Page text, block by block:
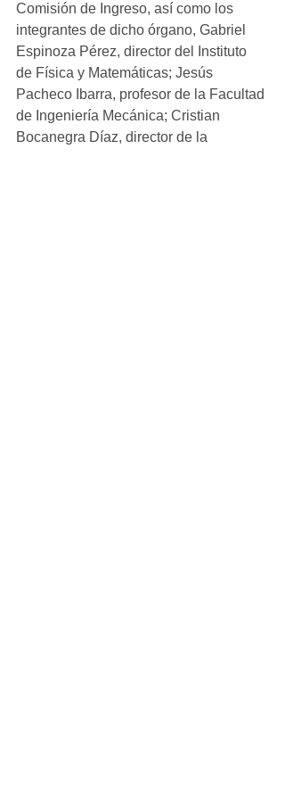
Comisión de Ingreso, así como los
integrantes de dicho órgano, Gabriel
Espinoza Pérez, director del Instituto
de Física y Matemáticas; Jesús
Pacheco Ibarra, profesor de la Facultad
de Ingeniería Mecánica; Cristian
Bocanegra Díaz, director de la